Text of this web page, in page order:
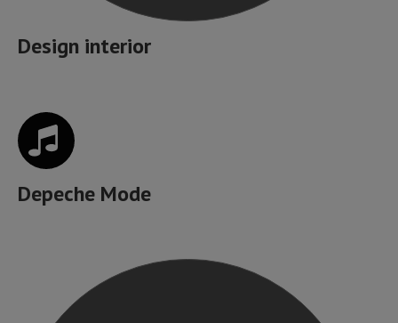
Design interior
Depeche Mode